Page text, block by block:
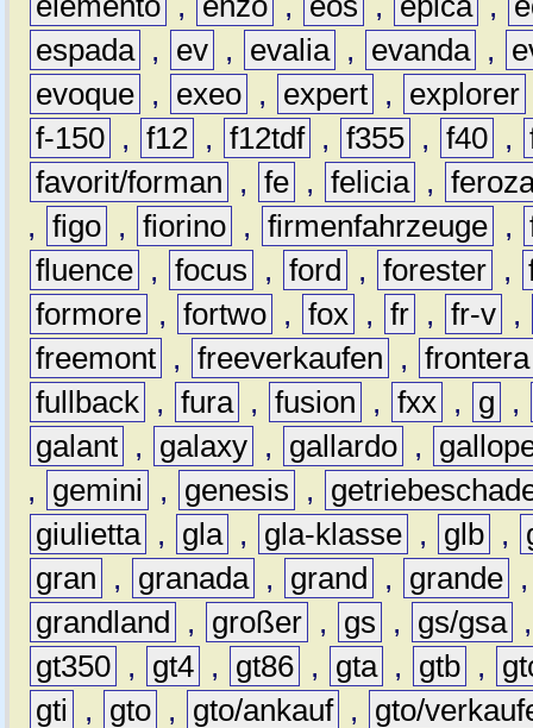
espada , ev , evalia , evanda ,
evoque , exeo , expert , explorer
f-150 , f12 , f12tdf , f355 , f40 ,
favorit/forman
, fe , felicia ,
, figo , fiorino , firmenfahrzeuge ,
fluence , focus , ford , forester ,
formore , fortwo , fox , fr , fr-v ,
freemont , freeverkaufen , frontera
fullback , fura , fusion , fxx , g
,
galant , galaxy , gallardo ,
,
gemini , genesis ,
giulietta , gla , gla-klasse , glb ,
gran
, granada , grand , grande
grandland
, großer , gs , gs/gsa
gt350 , gt4 , gt86 , gta , gtb ,
gti
, gto , gto/ankauf ,
gto/